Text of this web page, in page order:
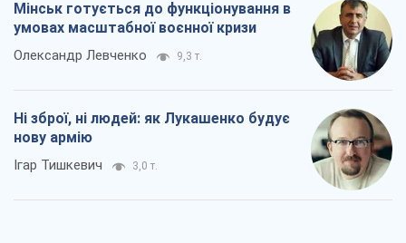
Мінськ готується до функціонування в
умовах масштабної воєнної кризи
Олександр Левченко 9,3 т.
Ні зброї, ні людей: як Лукашенко будує
нову армію
Ігар Тишкевич 3,0 т.